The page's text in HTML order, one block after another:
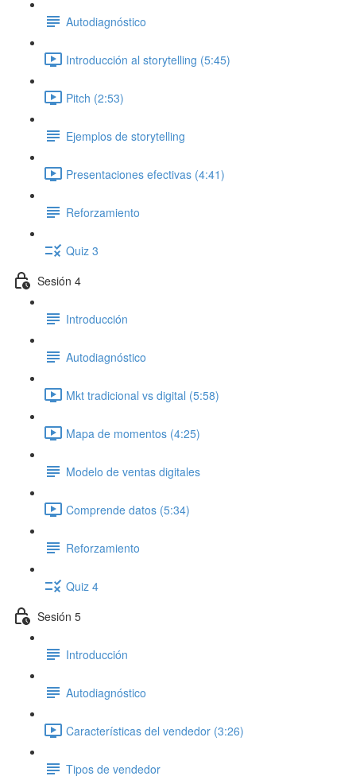
Autodiagnóstico
Introducción al storytelling (5:45)
Pitch (2:53)
Ejemplos de storytelling
Presentaciones efectivas (4:41)
Reforzamiento
Quiz 3
Sesión 4
Introducción
Autodiagnóstico
Mkt tradicional vs digital (5:58)
Mapa de momentos (4:25)
Modelo de ventas digitales
Comprende datos (5:34)
Reforzamiento
Quiz 4
Sesión 5
Introducción
Autodiagnóstico
Características del vendedor (3:26)
Tipos de vendedor